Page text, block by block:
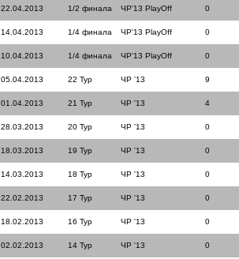
22.04.2013 1/2 финала ЧР'13 PlayOff 0
14.04.2013 1/4 финала ЧР'13 PlayOff 0
10.04.2013 1/4 финала ЧР'13 PlayOff 0
05.04.2013 22 Тур ЧР '13 9
01.04.2013 21 Тур ЧР '13 4
28.03.2013 20 Тур ЧР '13 0
18.03.2013 19 Тур ЧР '13 0
14.03.2013 18 Тур ЧР '13 0
22.02.2013 17 Тур ЧР '13 0
18.02.2013 16 Тур ЧР '13 0
02.02.2013 14 Тур ЧР '13 0